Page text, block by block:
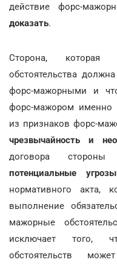
действие форс-
доказать.
Сторона, которая
обстоятельства
форс-мажорными и
форс-мажором именно
из признаков форс-
чрезвычайность и
договора
потенциальные угрозы
нормативного акта,
выполнение
мажорные
исключает того,
обстоятельств